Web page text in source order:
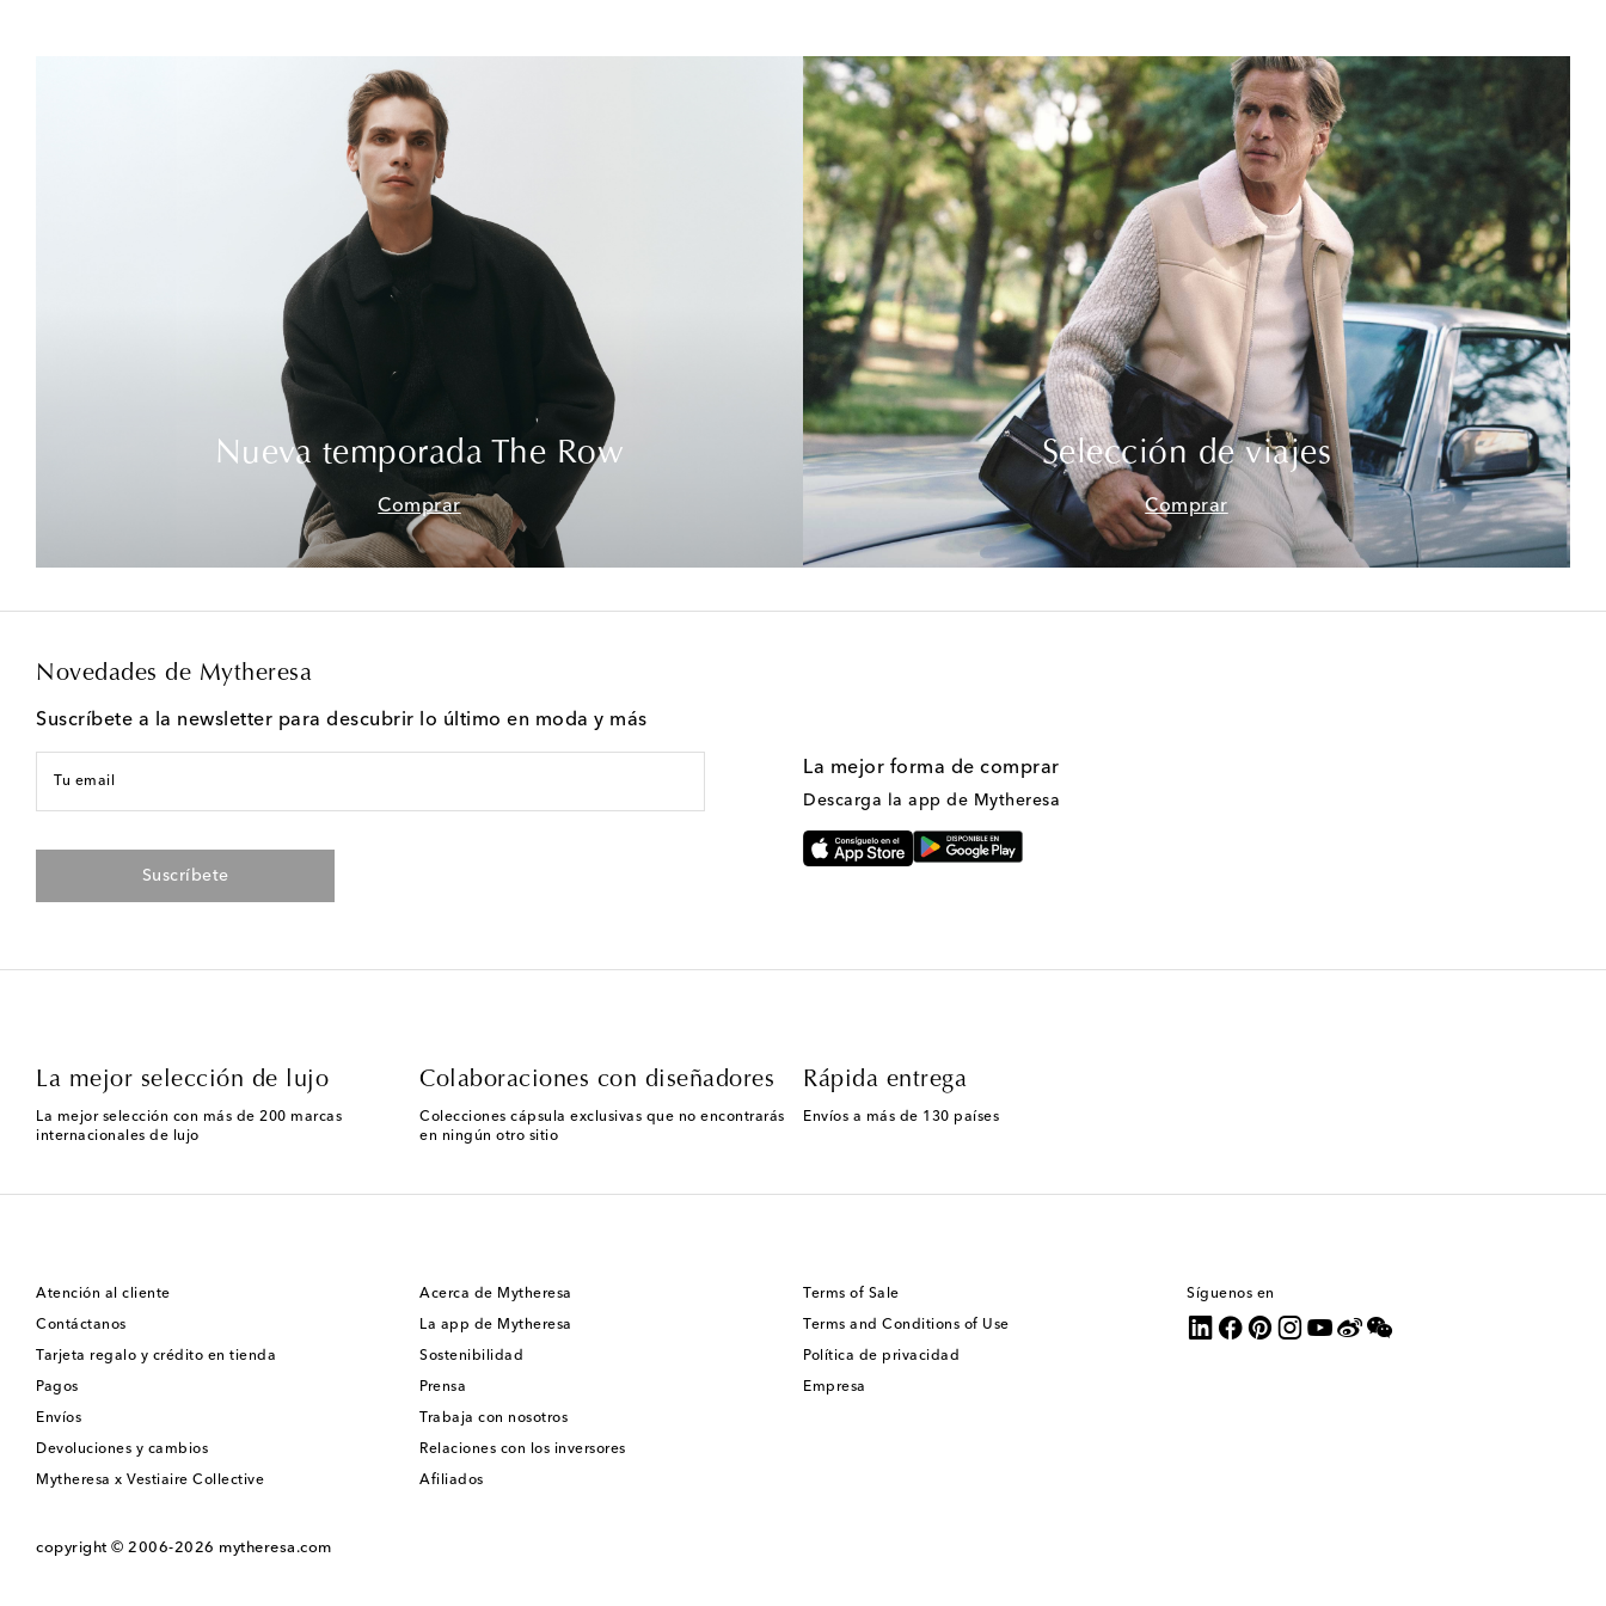
Nueva temporada The Row
Comprar
Selección de viajes
Comprar
Novedades de Mytheresa
Suscríbete a la newsletter para descubrir lo último en moda y más
Tu email
Suscríbete
La mejor forma de comprar
Descarga la app de Mytheresa
La mejor selección de lujo
La mejor selección con más de 200 marcas
internacionales de lujo
Colaboraciones con diseñadores
Colecciones cápsula exclusivas que no encontrarás
en ningún otro sitio
Rápida entrega
Envíos a más de 130 países
Atención al cliente
Contáctanos
Tarjeta regalo y crédito en tienda
Pagos
Envíos
Devoluciones y cambios
Mytheresa x Vestiaire Collective
Acerca de Mytheresa
La app de Mytheresa
Sostenibilidad
Prensa
Trabaja con nosotros
Relaciones con los inversores
Afiliados
Terms of Sale
Terms and Conditions of Use
Política de privacidad
Empresa
Síguenos en
copyright © 2006-2026 mytheresa.com